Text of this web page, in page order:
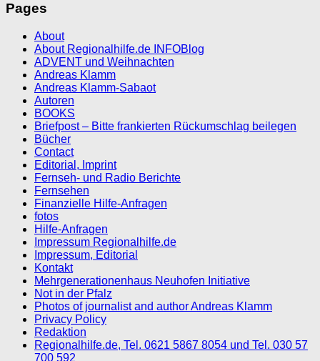
Pages
About
About Regionalhilfe.de INFOBlog
ADVENT und Weihnachten
Andreas Klamm
Andreas Klamm-Sabaot
Autoren
BOOKS
Briefpost – Bitte frankierten Rückumschlag beilegen
Bücher
Contact
Editorial, Imprint
Fernseh- und Radio Berichte
Fernsehen
Finanzielle Hilfe-Anfragen
fotos
Hilfe-Anfragen
Impressum Regionalhilfe.de
Impressum, Editorial
Kontakt
Mehrgenerationenhaus Neuhofen Initiative
Not in der Pfalz
Photos of journalist and author Andreas Klamm
Privacy Policy
Redaktion
Regionalhilfe.de, Tel. 0621 5867 8054 und Tel. 030 57
700 592